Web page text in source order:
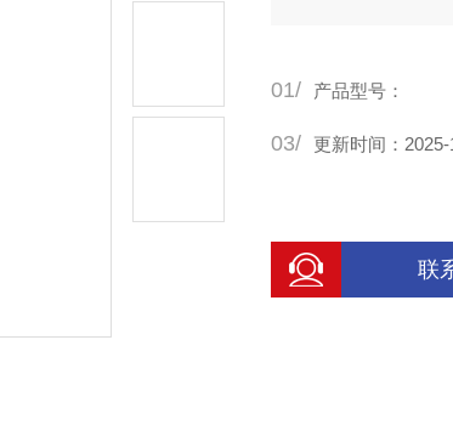
01/ 产品型号：
03/ 更新时间：2025-
联